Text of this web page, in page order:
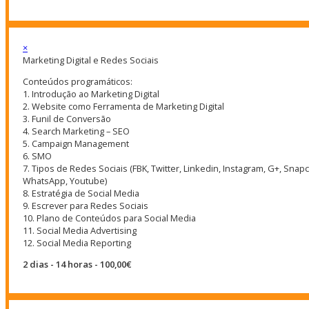
×
Marketing Digital e Redes Sociais
Conteúdos programáticos:
1. Introdução ao Marketing Digital
2. Website como Ferramenta de Marketing Digital
3. Funil de Conversão
4. Search Marketing – SEO
5. Campaign Management
6. SMO
7. Tipos de Redes Sociais (FBK, Twitter, Linkedin, Instagram, G+,
WhatsApp, Youtube)
8. Estratégia de Social Media
9. Escrever para Redes Sociais
10. Plano de Conteúdos para Social Media
11. Social Media Advertising
12. Social Media Reporting
2 dias - 14 horas - 100,00€